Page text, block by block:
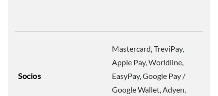
Socios
Mastercard, TreviPay,
Apple Pay, Worldline,
EasyPay, Google Pay /
Google Wallet, Adyen,